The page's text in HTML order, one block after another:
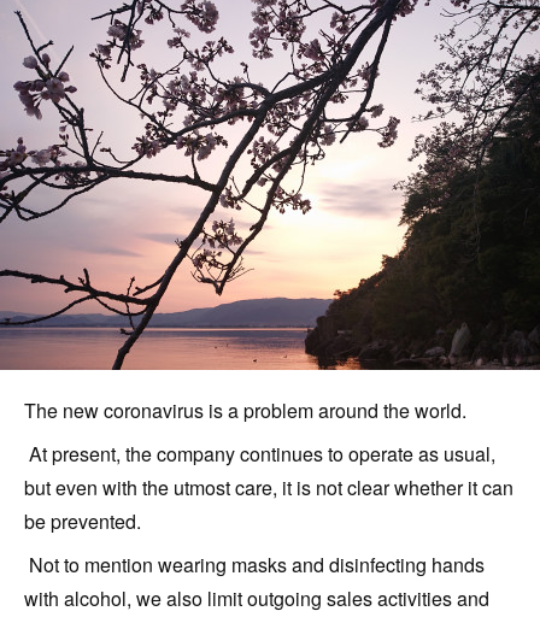
The new coronavirus is a problem around the world.
At present, the company continues to operate as usual,
but even with the utmost care, it is not clear whether it can
be prevented.
Not to mention wearing masks and disinfecting hands
with alcohol, we also limit outgoing sales activities and